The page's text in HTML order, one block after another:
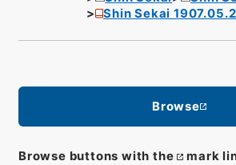
Shin Sekai
Browse
Browse buttons with the
mark